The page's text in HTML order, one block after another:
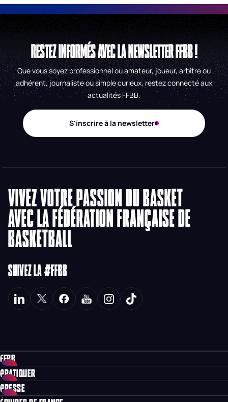
RESTEZ INFORMÉS AVEC LA NEWSLETTER FFBB !
Que vous soyez professionnel ou amateur, joueur, arbitre ou
adhérent, journaliste ou simple curieux, restez connecté aux
actualités FFBB.
S'inscrire à la newsletter
VIVEZ VOTRE PASSION DU BASKET
AVEC LA FÉDÉRATION FRANÇAISE DE
BASKETBALL
SUIVEZ LA #FFBB
FFBB
PRATIQUER
PRESSE